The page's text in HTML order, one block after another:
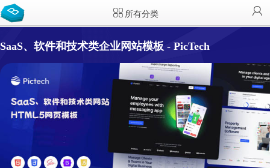
所有分类
SaaS、软件和技术类企业网站模板 - PicTech